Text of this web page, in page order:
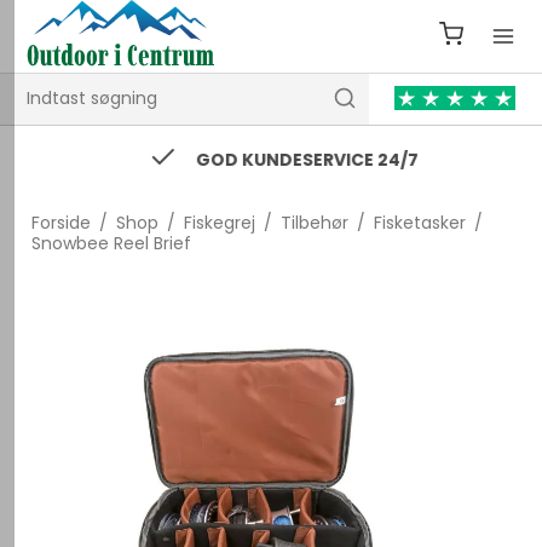
GOD KUNDESERVICE 24/7
Forside / Shop / Fiskegrej / Tilbehør / Fisketasker /
Snowbee Reel Brief